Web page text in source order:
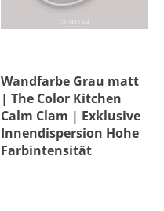
Wandfarbe Grau matt
| The Color Kitchen
Calm Clam | Exklusive
Innendispersion Hohe
Farbintensität